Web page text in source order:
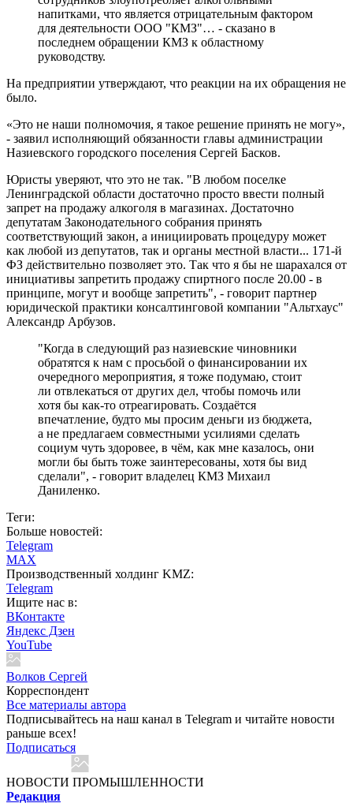
напитками, что является отрицательным фактором
для деятельности ООО "КМЗ"… - сказано в
последнем обращении КМЗ к областному
руководству.
На предприятии утверждают, что реакции на их обращения не
было.
«Это не наши полномочия, я такое решение принять не могу»,
- заявил исполняющий обязанности главы администрации
Назиевского городского поселения Сергей Басков.
Юристы уверяют, что это не так. "В любом поселке
Ленинградской области достаточно просто ввести полный
запрет на продажу алкоголя в магазинах. Достаточно
депутатам Законодательного собрания принять
соответствующий закон, а инициировать процедуру может
как любой из депутатов, так и органы местной власти... 171-й
ФЗ действительно позволяет это. Так что я бы не шарахался от
инициативы запретить продажу спиртного после 20.00 - в
принципе, могут и вообще запретить", - говорит партнер
юридической практики консалтинговой компании "Альтхаус"
Александр Арбузов.
"Когда в следующий раз назиевские чиновники
обратятся к нам с просьбой о финансировании их
очередного мероприятия, я тоже подумаю, стоит
ли отвлекаться от других дел, чтобы помочь или
хотя бы как-то отреагировать. Создаётся
впечатление, будто мы просим деньги из бюджета,
а не предлагаем совместными усилиями сделать
социум чуть здоровее, в чём, как мне казалось, они
могли бы быть тоже заинтересованы, хотя бы вид
сделали", - говорит владелец КМЗ Михаил
Даниленко.
Теги:
Больше новостей:
Telegram
MAX
Производственный холдинг KMZ:
Telegram
Ищите нас в:
ВКонтакте
Яндекс Дзен
YouTube
Волков Сергей
Корреспондент
Все материалы автора
Подписывайтесь на наш канал в Telegram и читайте новости
раньше всех!
Подписаться
НОВОСТИ ПРОМЫШЛЕННОСТИ
Редакция